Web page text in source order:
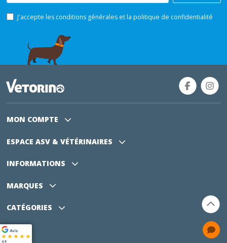
J'accepte les conditions générales et la politique de confidentialité
MON COMPTE
ESPACE ASV & VÉTÉRINAIRES
INFORMATIONS
MARQUES
CATÉGORIES